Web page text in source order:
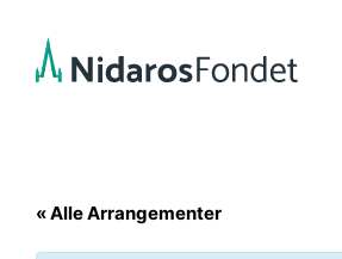
innhold
« Alle Arrangementer